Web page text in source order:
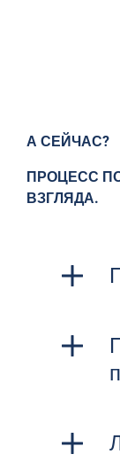
А СЕЙЧАС?
ПРОЦЕСС
ВЗГЛЯДА.